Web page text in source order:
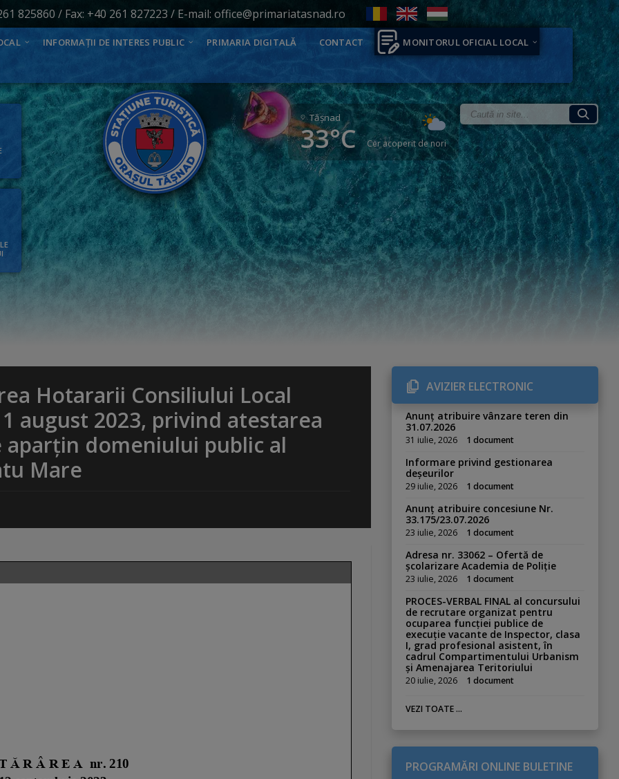
825860 / Fax: +40 261 827223 / E-mail: office@primariatasnad.ro
INFORMAȚII DE INTERES PUBLIC PRIMARIA DIGITALĂ CONTACT MONITORUL OFICIAL LOCAL
Tăşnad
33°C Cer acoperit de nori
Hotararii Consiliului Local
august 2023, privind atestarea
domeniului public al
Mare
AVIZIER ELECTRONIC
Anunț atribuire vânzare teren din
31.07.2026
31 iulie, 2026 1 document
Informare privind gestionarea
deșeurilor
29 iulie, 2026 1 document
Anunț atribuire concesiune Nr.
33.175/23.07.2026
23 iulie, 2026 1 document
Adresa nr. 33062 – Ofertă de
școlarizare Academia de Poliție
23 iulie, 2026 1 document
PROCES-VERBAL FINAL al concursului
de recrutare organizat pentru
ocuparea funcției publice de
execuție vacante de Inspector, clasa
I, grad profesional asistent, în
cadrul Compartimentului Urbanism
și Amenajarea Teritoriului
20 iulie, 2026 1 document
VEZI TOATE ...
PROGRAMĂRI ONLINE BULETINE